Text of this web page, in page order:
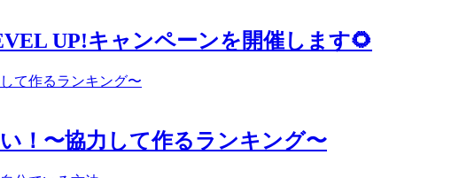
UP!キャンペーンを開催します🌻
！〜協力して作るランキング〜